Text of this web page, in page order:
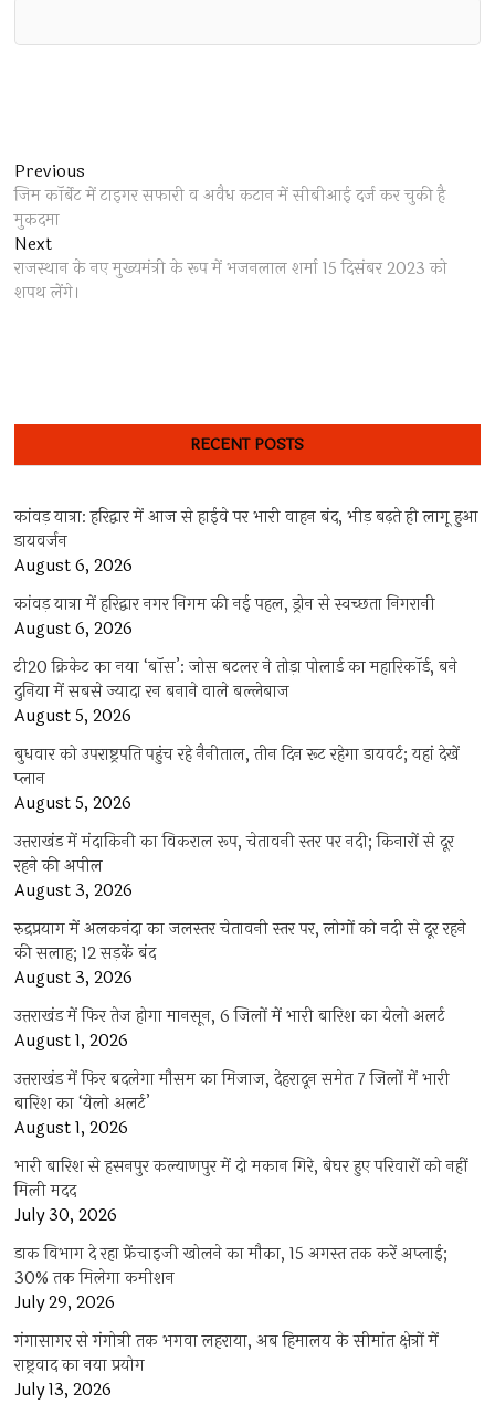
Post
navigation
Previous
post:
जिम कॉर्बेट में टाइगर सफारी व अवैध कटान में सीबीआई दर्ज कर चुकी है
मुकदमा
NextNext
post:
राजस्थान के नए मुख्यमंत्री के रूप में भजनलाल शर्मा 15 दिसंबर 2023 को
शपथ लेंगे।
RECENT POSTS
कांवड़ यात्रा: हरिद्वार में आज से हाईवे पर भारी वाहन बंद, भीड़ बढ़ते ही लागू हुआ
डायवर्जन
August 6, 2026
कांवड़ यात्रा में हरिद्वार नगर निगम की नई पहल, ड्रोन से स्वच्छता निगरानी
August 6, 2026
टी20 क्रिकेट का नया ‘बॉस’: जोस बटलर ने तोड़ा पोलार्ड का महारिकॉर्ड, बने
दुनिया में सबसे ज्यादा रन बनाने वाले बल्लेबाज
August 5, 2026
बुधवार को उपराष्ट्रपति पहुंच रहे नैनीताल, तीन दिन रूट रहेगा डायवर्ट; यहां देखें
प्‍लान
August 5, 2026
उत्तराखंड में मंदाकिनी का विकराल रूप, चेतावनी स्तर पर नदी; किनारों से दूर
रहने की अपील
August 3, 2026
रुद्रप्रयाग में अलकनंदा का जलस्तर चेतावनी स्तर पर, लोगों को नदी से दूर रहने
की सलाह; 12 सड़कें बंद
August 3, 2026
उत्तराखंड में फिर तेज होगा मानसून, 6 जिलों में भारी बारिश का येलो अलर्ट
August 1, 2026
उत्तराखंड में फिर बदलेगा मौसम का मिजाज, देहरादून समेत 7 जिलों में भारी
बारिश का ‘येलो अलर्ट’
August 1, 2026
भारी बारिश से हसनपुर कल्याणपुर में दो मकान गिरे, बेघर हुए परिवारों को नहीं
मिली मदद
July 30, 2026
डाक विभाग दे रहा फ्रेंचाइजी खोलने का मौका, 15 अगस्त तक करें अप्लाई;
30% तक मिलेगा कमीशन
July 29, 2026
गंगासागर से गंगोत्री तक भगवा लहराया, अब हिमालय के सीमांत क्षेत्रों में
राष्ट्रवाद का नया प्रयोग
July 13, 2026